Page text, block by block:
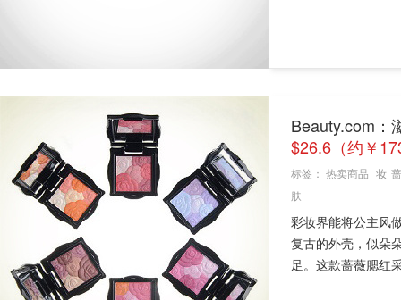
Beauty.com：
$26.6（约￥
标签： 热卖商品 妆
肤
彩妆界能将公主风
复古的外壳，似朵
足。这款蔷薇腮红